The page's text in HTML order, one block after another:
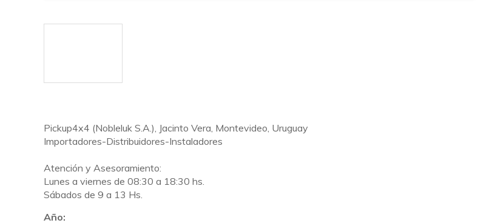
Pickup4x4 (Nobleluk S.A.), Jacinto Vera, Montevideo, Uruguay
Importadores-Distribuidores-Instaladores
Atención y Asesoramiento:
Lunes a viernes de 08:30 a 18:30 hs.
Sábados de 9 a 13 Hs.
Año: